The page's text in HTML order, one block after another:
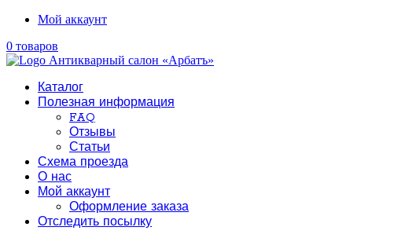
Мой аккаунт
0 товаров
Каталог
Полезная информация
FAQ
Отзывы
Статьи
Схема проезда
О нас
Мой аккаунт
Оформление заказа
Отследить посылку